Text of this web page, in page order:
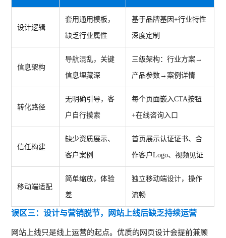
设计逻辑
套用通用模板，
缺乏行业属性
基于品牌基因+行业特性
深度定制
信息架构
导航混乱，关键
信息埋藏深
三级架构：行业方案→
产品参数→案例详情
转化路径
无明确引导，客
户自行摸索
每个页面嵌入CTA按钮
+在线咨询入口
信任构建
缺少资质展示、
客户案例
首页展示认证证书、合
作客户Logo、视频见证
移动端适配
简单缩放，体验
差
独立移动端设计，操作
流畅
误区三：设计与营销脱节，网站上线后缺乏持续运营
网站上线只是线上运营的起点。优质的网页设计会提前兼顾